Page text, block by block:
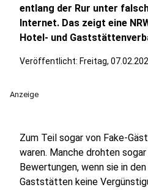
entlang der Rur unter
Internet. Das zeigt eine
Hotel- und
Veröffentlicht: Freitag,
Anzeige
Zum Teil sogar von Fake-
waren. Manche drohten
Bewertungen, wenn sie in
Gaststätten keine